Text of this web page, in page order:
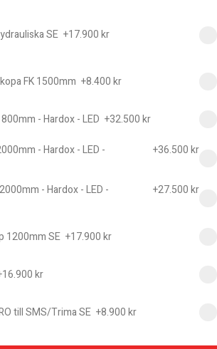
SE +17.900 kr
FK 1500mm +8.400 kr
- Hardox - LED +32.500 kr
- Hardox - LED -
+36.500 kr
- Hardox - LED -
+27.500 kr
1200mm SE +17.900 kr
16.900 kr
till SMS/Trima SE +8.900 kr